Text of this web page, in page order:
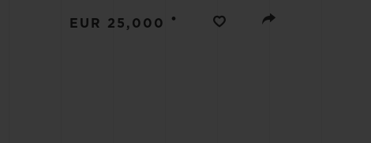
EUR 25,000 • BIG BANG